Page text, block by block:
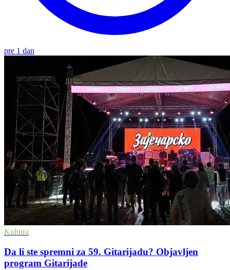
pre 1 dan
Kultura
Da li ste spremni za 59. Gitarijadu? Objavljen
program Gitarijade